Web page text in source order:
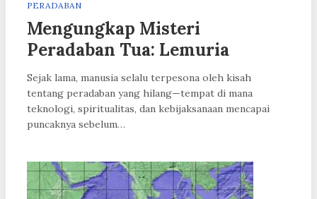
PERADABAN
Mengungkap Misteri
Peradaban Tua: Lemuria
Sejak lama, manusia selalu terpesona oleh kisah
tentang peradaban yang hilang—tempat di mana
teknologi, spiritualitas, dan kebijaksanaan mencapai
puncaknya sebelum…